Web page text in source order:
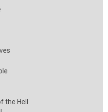
the Hell